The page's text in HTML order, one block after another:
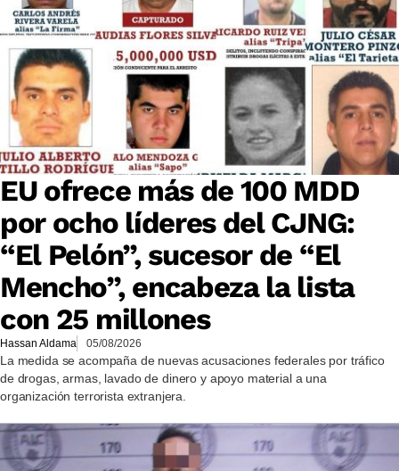
EU ofrece más de 100 MDD
por ocho líderes del CJNG:
“El Pelón”, sucesor de “El
Mencho”, encabeza la lista
con 25 millones
Hassan Aldama 05/08/2026
La medida se acompaña de nuevas acusaciones federales por tráfico
de drogas, armas, lavado de dinero y apoyo material a una
organización terrorista extranjera.